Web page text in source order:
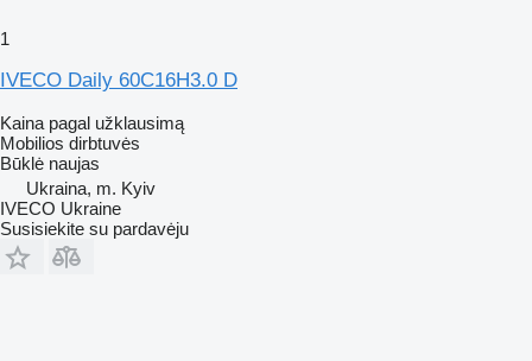
1
IVECO Daily 60C16H3.0 D
Kaina pagal užklausimą
Mobilios dirbtuvės
Būklė naujas
Ukraina, m. Kyiv
IVECO Ukraine
Susisiekite su pardavėju